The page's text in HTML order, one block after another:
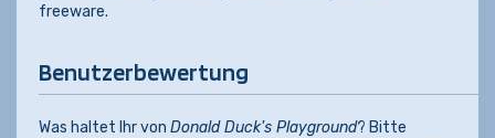
freeware.
Benutzerbewertung
Was haltet Ihr von Donald Duck's Playground? Bitte